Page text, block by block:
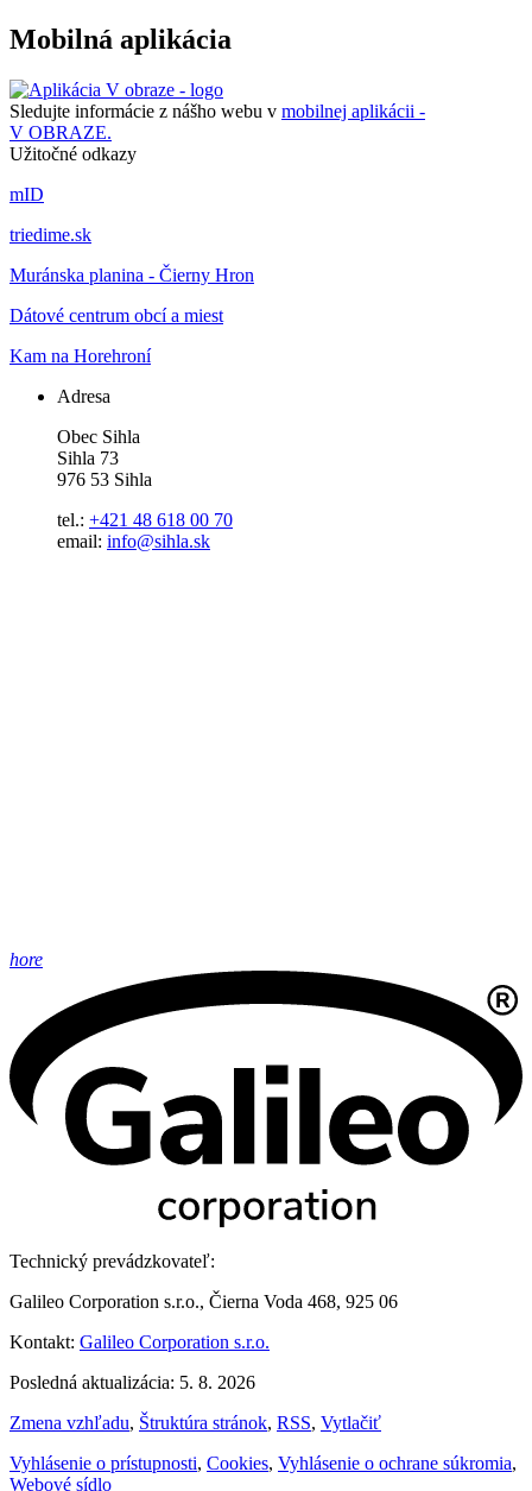
Mobilná aplikácia
Sledujte informácie z nášho webu v mobilnej aplikácii -
V OBRAZE.
Užitočné odkazy
mID
triedime.sk
Muránska planina - Čierny Hron
Dátové centrum obcí a miest
Kam na Horehroní
Adresa
Obec Sihla
Sihla 73
976 53 Sihla
tel.: +421 48 618 00 70
email: info@sihla.sk
hore
Technický prevádzkovateľ:
Galileo Corporation s.r.o., Čierna Voda 468, 925 06
Kontakt: Galileo Corporation s.r.o.
Posledná aktualizácia: 5. 8. 2026
Zmena vzhľadu, Štruktúra stránok, RSS, Vytlačiť
Vyhlásenie o prístupnosti, Cookies, Vyhlásenie o ochrane súkromia,
Webové sídlo